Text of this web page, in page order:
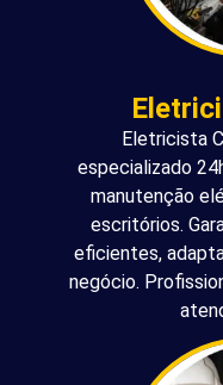
Eletricista
especializado
manutenção
escritórios.
eficientes,
negócio.